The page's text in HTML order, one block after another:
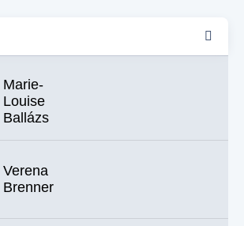
Marie-
Louise
Ballázs
Verena
Brenner